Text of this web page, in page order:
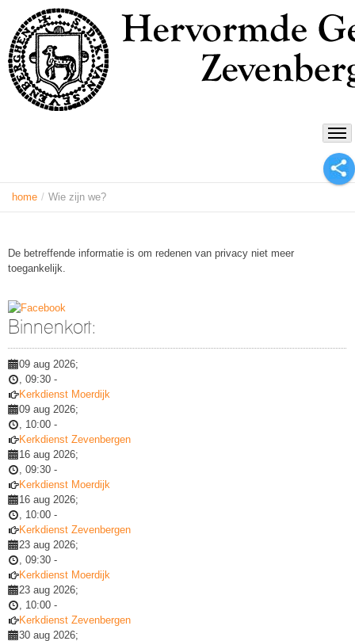
home / Wie zijn we?
De betreffende informatie is om redenen van privacy niet meer
toegankelijk.
Binnenkort:
09 aug 2026;
, 09:30 -
Kerkdienst Moerdijk
09 aug 2026;
, 10:00 -
Kerkdienst Zevenbergen
16 aug 2026;
, 09:30 -
Kerkdienst Moerdijk
16 aug 2026;
, 10:00 -
Kerkdienst Zevenbergen
23 aug 2026;
, 09:30 -
Kerkdienst Moerdijk
23 aug 2026;
, 10:00 -
Kerkdienst Zevenbergen
30 aug 2026;